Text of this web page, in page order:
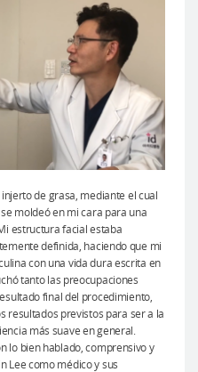
de grasa, mediante el cual
moldeó en mi cara para una
estructura facial estaba
definida, haciendo que mi
con una vida dura escrita en
tanto las preocupaciones
final del procedimiento,
resultados previstos para ser a la
más suave en general.
lo bien hablado, comprensivo y
Lee como médico y sus